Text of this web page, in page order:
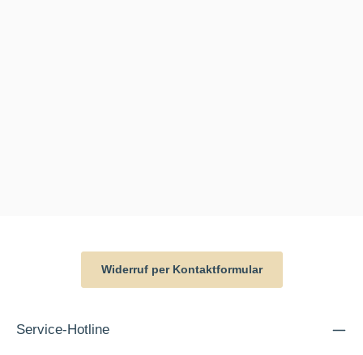
Widerruf per Kontaktformular
Service-Hotline